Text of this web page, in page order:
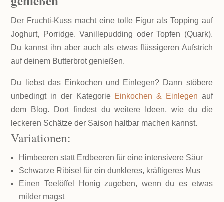
Der Fruchti-Kuss macht eine tolle Figur als Topping auf
Joghurt, Porridge. Vanillepudding oder Topfen (Quark).
Du kannst ihn aber auch als etwas flüssigeren Aufstrich
auf deinem Butterbrot genießen.
Du liebst das Einkochen und Einlegen? Dann stöbere
unbedingt in der Kategorie Einkochen & Einlegen auf
dem Blog. Dort findest du weitere Ideen, wie du die
leckeren Schätze der Saison haltbar machen kannst.
Variationen:
Himbeeren statt Erdbeeren für eine intensivere Säur
Schwarze Ribisel für ein dunkleres, kräftigeres Mus
Einen Teelöffel Honig zugeben, wenn du es etwas
milder magst